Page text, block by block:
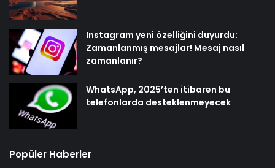
Instagram yeni özelliğini duyurdu:
Zamanlanmış mesajlar! Mesaj nasıl
zamanlanır?
WhatsApp, 2025’ten itibaren bu
telefonlarda desteklenmeyecek
Popüler Haberler